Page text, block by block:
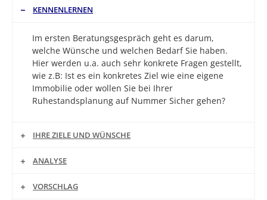
KENNENLERNEN
Im ersten Beratungsgespräch geht es darum,
welche Wünsche und welchen Bedarf Sie haben.
Hier werden u.a. auch sehr konkrete Fragen gestellt,
wie z.B: Ist es ein konkretes Ziel wie eine eigene
Immobilie oder wollen Sie bei Ihrer
Ruhestandsplanung auf Nummer Sicher gehen?
IHRE ZIELE UND WÜNSCHE
ANALYSE
VORSCHLAG